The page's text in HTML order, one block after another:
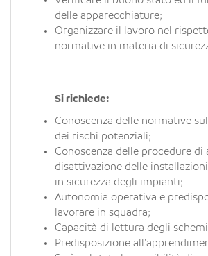
PT
delle apparecchiature;
Organizzare il lavoro nel
normative in materia di
Si richiede:
Conoscenza delle normative
dei rischi potenziali;
Conoscenza delle procedure di
disattivazione delle
in sicurezza degli impianti;
Autonomia operativa e
lavorare in squadra;
Capacità di lettura degli
Predisposizione